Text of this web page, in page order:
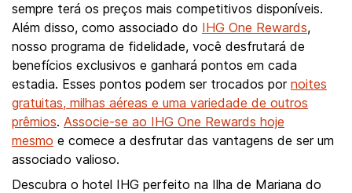
sempre terá os preços mais competitivos disponíveis.
Além disso, como associado do IHG One Rewards,
nosso programa de fidelidade, você desfrutará de
benefícios exclusivos e ganhará pontos em cada
estadia. Esses pontos podem ser trocados por noites
gratuitas, milhas aéreas e uma variedade de outros
prêmios. Associe-se ao IHG One Rewards hoje
mesmo e comece a desfrutar das vantagens de ser um
associado valioso.
Descubra o hotel IHG perfeito na Ilha de Mariana do